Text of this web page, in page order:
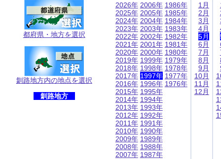
都府県・地方を選択
釧路地方内の地点を選択
釧路地方
2026年
2025年
2024年
2023年
2022年
2021年
2020年
2019年
2018年
2017年
2016年
2015年
2014年
2013年
2012年
2011年
2010年
2009年
2008年
2007年
2006年
2005年
2004年
2003年
2002年
2001年
2000年
1999年
1998年
1997年
1996年
1995年
1994年
1993年
1992年
1991年
1990年
1989年
1988年
1987年
1986年
1985年
1984年
1983年
1982年
1981年
1980年
1979年
1978年
1977年
1976年
1月
2月
3月
4月
5月
6月
7月
8月
9月
10月
11月
12月